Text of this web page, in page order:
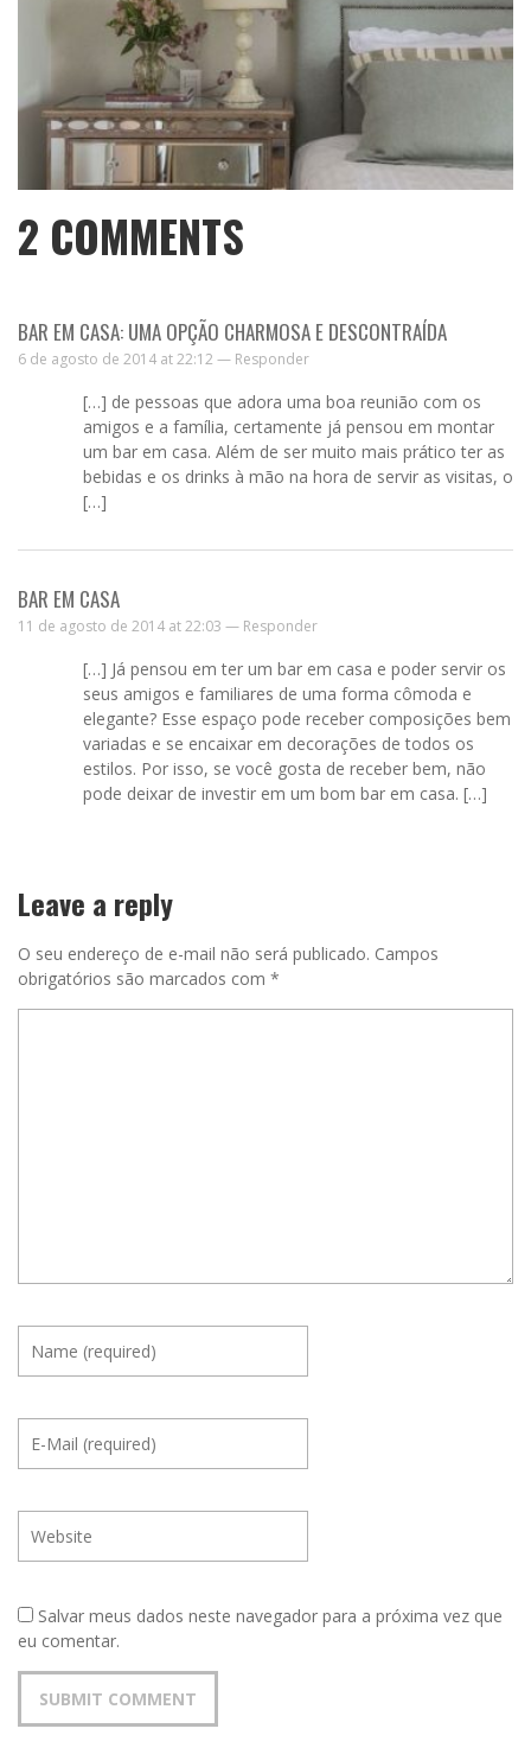
2 COMMENTS
BAR EM CASA: UMA OPÇÃO CHARMOSA E DESCONTRAÍDA
6 de agosto de 2014 at 22:12 — Responder
[…] de pessoas que adora uma boa reunião com os
amigos e a família, certamente já pensou em montar
um bar em casa. Além de ser muito mais prático ter as
bebidas e os drinks à mão na hora de servir as visitas, o
[…]
BAR EM CASA
11 de agosto de 2014 at 22:03 — Responder
[…] Já pensou em ter um bar em casa e poder servir os
seus amigos e familiares de uma forma cômoda e
elegante? Esse espaço pode receber composições bem
variadas e se encaixar em decorações de todos os
estilos. Por isso, se você gosta de receber bem, não
pode deixar de investir em um bom bar em casa. […]
Leave a reply
O seu endereço de e-mail não será publicado. Campos
obrigatórios são marcados com *
Salvar meus dados neste navegador para a próxima vez que
eu comentar.